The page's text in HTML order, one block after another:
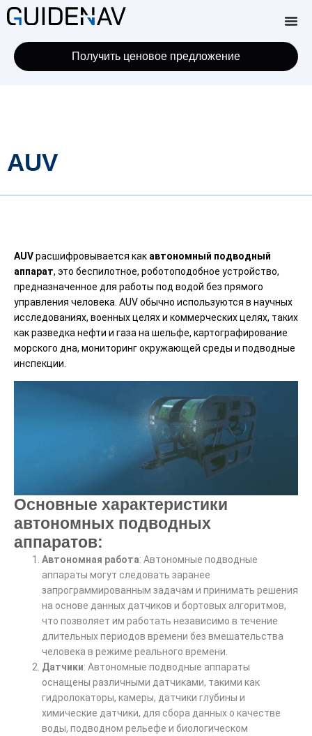
Получить ценовое предложение
AUV
AUVрасшифровывается как автономный подводный
аппарат, это беспилотное, роботоподобное устройство,
предназначенное для работы под водой без прямого
управления человека. AUV обычно используются в научных
исследованиях, военных целях и коммерческих целях, таких
как разведка нефти и газа на шельфе, картографирование
морского дна, мониторинг окружающей среды и подводные
инспекции.
Основные характеристики
автономных подводных
аппаратов:
Автономная работа: Автономные подводные
аппараты могут следовать заранее
запрограммированным задачам и принимать решения
на основе данных датчиков и бортовых алгоритмов,
что позволяет им работать независимо в течение
длительных периодов времени без вмешательства
человека в режиме реального времени.
Датчики: Автономные подводные аппараты
оснащены различными датчиками, такими как
гидролокаторы, камеры, датчики глубины и
химические датчики, для сбора данных о качестве
воды, подводном рельефе и биологическом